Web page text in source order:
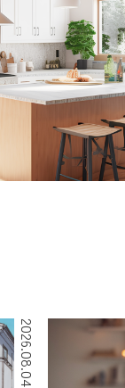
認したいハ
同じくらい
情報です。
前の検討を
や土砂災害
とは、家族
の中には、
よりも反響
込みにつな
くありませ
最も大切に
人の幸せに
す。
世界中の全
が、せめて
関わってき
それぞれが
きる限りの
2026.08.04